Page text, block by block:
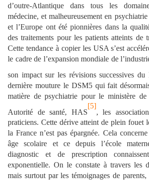
d’outre-Atlantique dans tous les
médecine, et malheureusement en
et l’Europe ont été pionnières dans la
des traitements pour les patients atteints de
Cette tendance à copier les USA s’est
le cadre de l’expansion mondiale de
son impact sur les révisions successives du
dernière mouture le DSM5 qui fait
matière de psychiatrie pour le ministère
Autorité de santé, HAS
[5]
, les
praticiens. Cette dérive atteint de plein fouet
la France n’est pas épargnée. Cela
âge scolaire et ce depuis l’école
diagnostic et de prescription
exponentielle. On le constate à travers les
mais surtout par les témoignages de parents,